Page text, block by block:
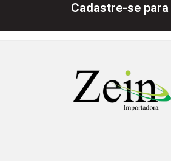
Cadastre-se